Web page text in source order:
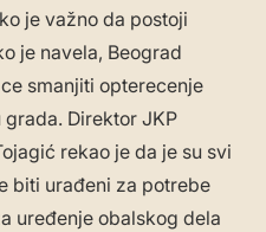
je važno da postoji
je navela, Beograd
smanjiti opterecenje
Direktor JKP
rekao je da je su svi
biti urađeni za potrebe
uređenje obalskog dela